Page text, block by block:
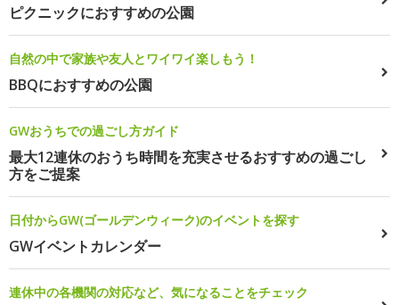
ピクニックにおすすめの公園
自然の中で家族や友人とワイワイ楽しもう！
BBQにおすすめの公園
GWおうちでの過ごし方ガイド
最大12連休のおうち時間を充実させるおすすめの過ごし
方をご提案
日付からGW(ゴールデンウィーク)のイベントを探す
GWイベントカレンダー
連休中の各機関の対応など、気になることをチェック